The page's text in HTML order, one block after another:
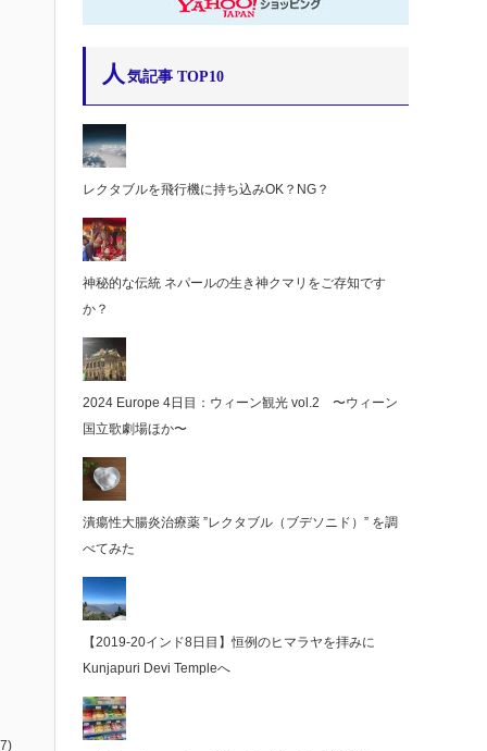
人 気記事 TOP10
レクタブルを飛行機に持ち込みOK？NG？
神秘的な伝統 ネパールの生き神クマリをご存知です
か？
2024 Europe 4日目：ウィーン観光 vol.2 〜ウィーン
国立歌劇場ほか〜
潰瘍性大腸炎治療薬 ”レクタブル（ブデソニド）” を調
べてみた
【2019-20インド8日目】恒例のヒマラヤを拝みに
Kunjapuri Devi Templeへ